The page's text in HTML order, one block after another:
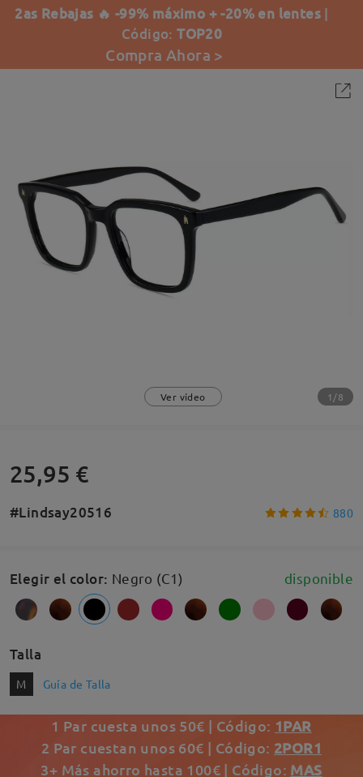
2as Rebajas 🔥 -99% máximo + -20% en lentes |
Código:TOP20
Compra Ahora >
Ver vídeo 1/8
25,95 €
#Lindsay20516 880
Elegir el color: Negro (C1) disponible
Talla
M Guía de Talla
1 Par cuesta unos 50€ | Código: 1PAR
2 Par cuestan unos 60€ | Código: 2POR1
3+ Más ahorro hasta 100€ | Código: MAS